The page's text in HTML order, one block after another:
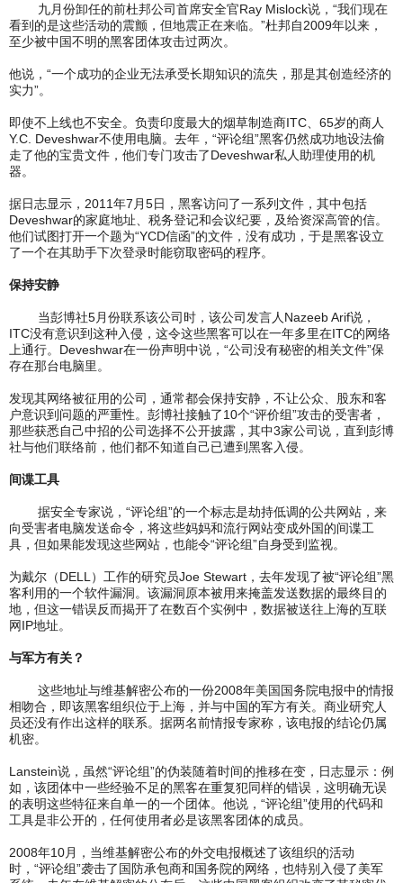
九月份卸任的前杜邦公司首席安全官Ray Mislock说，“我们现在
看到的是这些活动的震颤，但地震正在来临。”杜邦自2009年以来，
至少被中国不明的黑客团体攻击过两次。
他说，“一个成功的企业无法承受长期知识的流失，那是其创造经济的
实力”。
即使不上线也不安全。负责印度最大的烟草制造商ITC、65岁的商人
Y.C. Deveshwar不使用电脑。去年，“评论组”黑客仍然成功地设法偷
走了他的宝贵文件，他们专门攻击了Deveshwar私人助理使用的机
器。
据日志显示，2011年7月5日，黑客访问了一系列文件，其中包括
Deveshwar的家庭地址、税务登记和会议纪要，及给资深高管的信。
他们试图打开一个题为“YCD信函”的文件，没有成功，于是黑客设立
了一个在其助手下次登录时能窃取密码的程序。
保持安静
当彭博社5月份联系该公司时，该公司发言人Nazeeb Arif说，
ITC没有意识到这种入侵，这令这些黑客可以在一年多里在ITC的网络
上通行。Deveshwar在一份声明中说，“公司没有秘密的相关文件”保
存在那台电脑里。
发现其网络被征用的公司，通常都会保持安静，不让公众、股东和客
户意识到问题的严重性。彭博社接触了10个“评价组”攻击的受害者，
那些获悉自己中招的公司选择不公开披露，其中3家公司说，直到彭博
社与他们联络前，他们都不知道自己已遭到黑客入侵。
间谍工具
据安全专家说，“评论组”的一个标志是劫持低调的公共网站，来
向受害者电脑发送命令，将这些妈妈和流行网站变成外国的间谍工
具，但如果能发现这些网站，也能令“评论组”自身受到监视。
为​​戴尔（DELL）工作的研究员Joe Stewart，去年发现了被“评论组”黑
客利用的一个软件漏洞。该漏洞原本被用来掩盖发送数据的最终目的
地，但这一错误反而揭开了在数百个实例中，数据被送往上海的互联
网IP地址。
与军方有关？
这些地址与维基解密公布的一份2008年美国国务院电报中的情报
相吻合，即该黑客组织位于上海，并与中国的军方有关。商业研究人
员还没有作出这样的联系。据两名前情报专家称，该电报的结论仍属
机密。
Lanstein说，虽然“评论组”的伪装随着时间的推移在变，日志显示：例
如，该团体中一些经验不足的黑客在重复犯同样的错误，这明确无误
的表明这些特征来自单一的一个团体。他说，“评论组”使用的代码和
工具是非公开的，任何使用者必是该黑客团体的成员。
2008年10月，当维基解密公布的外交电报概述了该组织的活动
时，“评论组”袭击了国防承包商和国务院的网络，也特别入侵了美军